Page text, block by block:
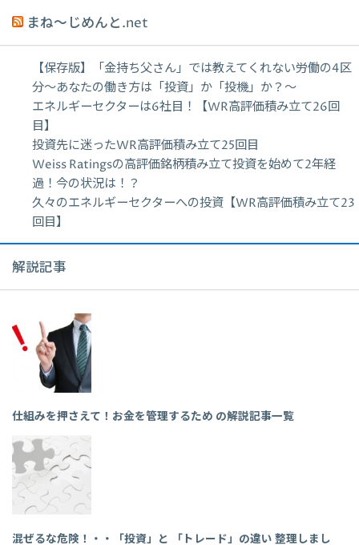
まね～じめんと.net
【保存版】「金持ち父さん」では教えてくれない労働の4区
分〜あなたの働き方は「投資」か「投機」か？〜
エネルギーセクターは6社目！【WR高評価積み立て26回
目】
投資先に迷ったWR高評価積み立て25回目
Weiss Ratingsの高評価銘柄積み立て投資を始めて2年経
過！今の状況は！？
久々のエネルギーセクターへの投資【WR高評価積み立て23
回目】
解説記事
仕組みを押さえて！お金を管理するため の解説記事一覧
混ぜるな危険！・・「投資」と 「トレード」の違い 整理しまし